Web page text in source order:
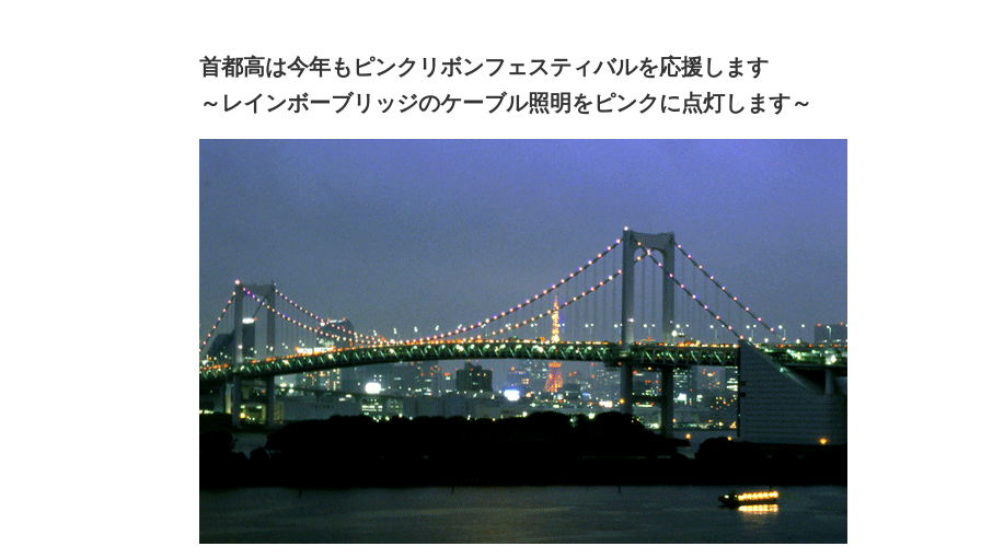
首都高は今年もピンクリボンフェスティバルを応援します
～レインボーブリッジのケーブル照明をピンクに点灯します～